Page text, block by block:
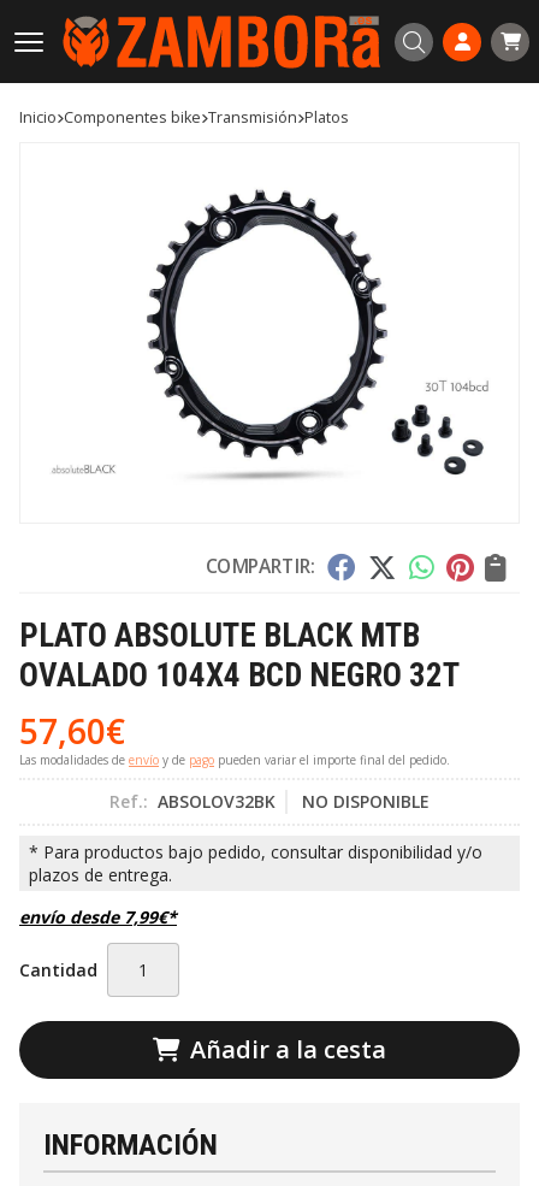
Buscar
Inicio componentes bike transmisión platos
COMPARTIR:
PLATO ABSOLUTE BLACK MTB
OVALADO 104X4 BCD NEGRO 32T
57,60€
Las modalidades de envío y de pago pueden variar el importe final del pedido.
Ref.: ABSOLOV32BK NO DISPONIBLE
envío desde 7,99€*
Cantidad
Añadir a la cesta
INFORMACIÓN